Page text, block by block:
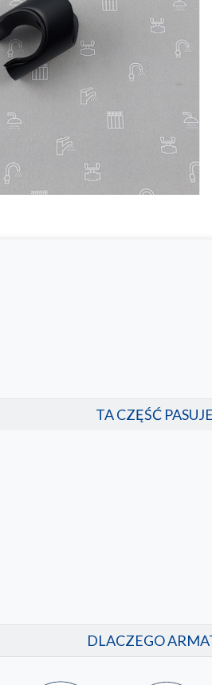
TA CZĘŚĆ
DLACZEGO